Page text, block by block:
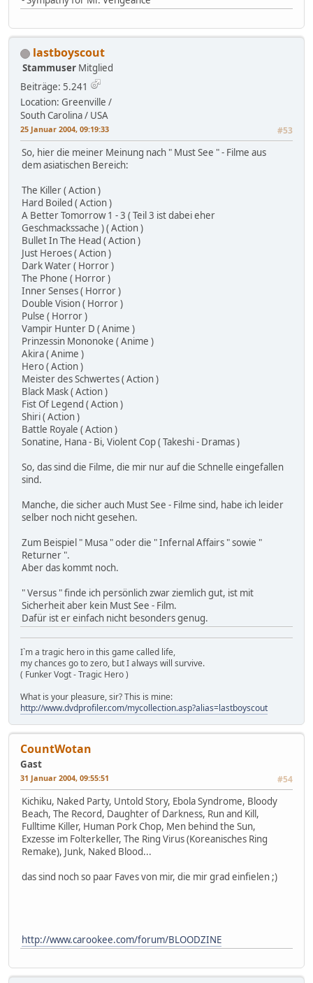
lastboyscout
Stammuser Mitglied
Beiträge: 5.241
Location: Greenville /
South Carolina / USA
25 Januar 2004, 09:19:33 #53
So, hier die meiner Meinung nach " Must See " - Filme aus
dem asiatischen Bereich:
The Killer ( Action )
Hard Boiled ( Action )
A Better Tomorrow 1 - 3 ( Teil 3 ist dabei eher
Geschmackssache ) ( Action )
Bullet In The Head ( Action )
Just Heroes ( Action )
Dark Water ( Horror )
The Phone ( Horror )
Inner Senses ( Horror )
Double Vision ( Horror )
Pulse ( Horror )
Vampir Hunter D ( Anime )
Prinzessin Mononoke ( Anime )
Akira ( Anime )
Hero ( Action )
Meister des Schwertes ( Action )
Black Mask ( Action )
Fist Of Legend ( Action )
Shiri ( Action )
Battle Royale ( Action )
Sonatine, Hana - Bi, Violent Cop ( Takeshi - Dramas )
So, das sind die Filme, die mir nur auf die Schnelle eingefallen
sind.
Manche, die sicher auch Must See - Filme sind, habe ich leider
selber noch nicht gesehen.
Zum Beispiel " Musa " oder die " Infernal Affairs " sowie "
Returner ".
Aber das kommt noch.
" Versus " finde ich persönlich zwar ziemlich gut, ist mit
Sicherheit aber kein Must See - Film.
Dafür ist er einfach nicht besonders genug.
I`m a tragic hero in this game called life,
my chances go to zero, but I always will survive.
( Funker Vogt - Tragic Hero )
What is your pleasure, sir? This is mine:
http://www.dvdprofiler.com/mycollection.asp?alias=lastboyscout
CountWotan
Gast
31 Januar 2004, 09:55:51 #54
Kichiku, Naked Party, Untold Story, Ebola Syndrome, Bloody
Beach, The Record, Daughter of Darkness, Run and Kill,
Fulltime Killer, Human Pork Chop, Men behind the Sun,
Exzesse im Folterkeller, The Ring Virus (Koreanisches Ring
Remake), Junk, Naked Blood...
das sind noch so paar Faves von mir, die mir grad einfielen ;)
http://www.carookee.com/forum/BLOODZINE